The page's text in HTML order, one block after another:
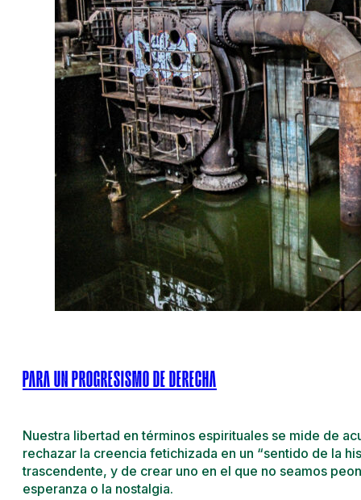
PARA UN PROGRESISMO DE DERECHA
Nuestra libertad en términos espirituales se mide de
rechazar la creencia fetichizada en un “sentido de la
trascendente, y de crear uno en el que no seamos
esperanza o la nostalgia.